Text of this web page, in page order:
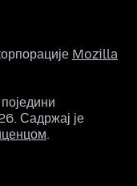
Mozilla
Садржај је
.